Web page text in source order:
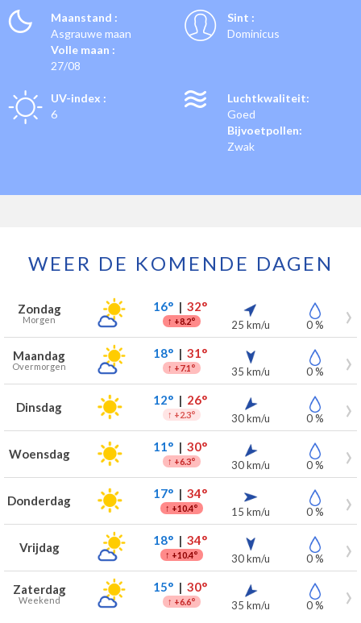
Maanstand :
Asgrauwe maan
Volle maan :
27/08
Sint :
Dominicus
UV-index :
6
Luchtkwaliteit:
Goed
Bijvoetpollen:
Zwak
WEER DE KOMENDE DAGEN
Weersverwachting voor Couleur Café voor de komende 7 dagen
Dag Weer Temperaturen Wind Neerslag
Zondag
Morgen
16°| 32°
↑ +8.2° 25 km/u 0 %
Maandag
Overmorgen
18°| 31°
↑ +7.1° 35 km/u 0 %
Dinsdag 12°| 26°
↑ +2.3° 30 km/u 0 %
Woensdag 11°| 30°
↑ +6.3° 30 km/u 0 %
Donderdag 17°| 34°
↑ +10.4° 15 km/u 0 %
Vrijdag 18°| 34°
↑ +10.4° 30 km/u 0 %
Zaterdag
Weekend
15°| 30°
↑ +6.6° 35 km/u 0 %